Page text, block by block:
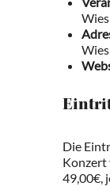
Die
Konzert
49,00€,